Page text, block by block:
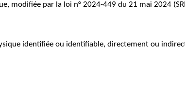
modifiée par la loi n° 2024-449 du 21 mai 2024
identifiée ou identifiable, directement ou